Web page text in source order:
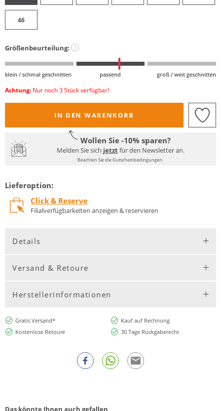
46
Größenbeurteilung: ?
klein / schmal geschnitten passend groß / weit geschnitten
Achtung: Nur noch 3 Stück verfügbar!
IN DEN WARENKORB
Wollen Sie -10% sparen?
Melden Sie sich jetztfür den Newsletter an.
Beachten Sie die Gutscheinbedingungen.
Lieferoption:
Click & Reserve
Filialverfügbarkeiten anzeigen & reservieren
Details
Versand & Retoure
Herstellerinformationen
Gratis Versand*
Kauf auf Rechnung
Kostenlose Retoure
30 Tage Rückgaberecht